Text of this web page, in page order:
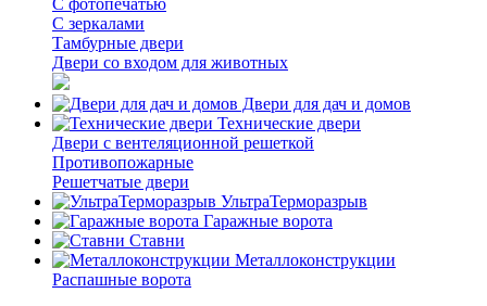
С фотопечатью
С зеркалами
Тамбурные двери
Двери со входом для животных
Двери для дач и домов
Технические двери
Двери с вентеляционной решеткой
Противопожарные
Решетчатые двери
УльтраТерморазрыв
Гаражные ворота
Ставни
Металлоконструкции
Распашные ворота